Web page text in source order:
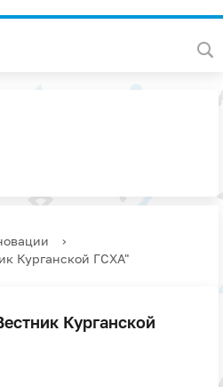
›
Курганской ГСХА"
Курганской